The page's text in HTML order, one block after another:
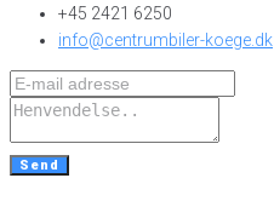
+45 2421 6250
info@centrumbiler-koege.dk
Send